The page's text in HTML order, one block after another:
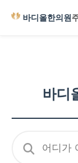
바디올한의원
바디